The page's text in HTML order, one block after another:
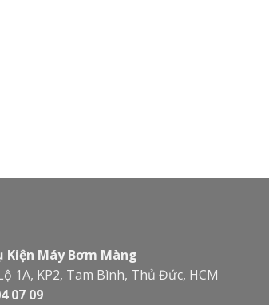
Kiện Máy Bơm Màng
1A, KP2, Tam Bình, Thủ Đức, HCM
07 09